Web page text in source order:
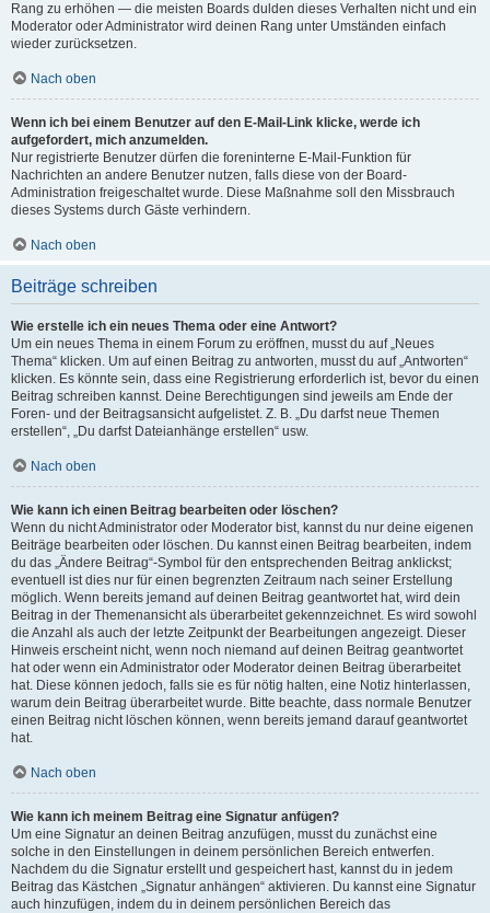
Rang zu erhöhen — die meisten Boards dulden dieses Verhalten nicht und ein
Moderator oder Administrator wird deinen Rang unter Umständen einfach
wieder zurücksetzen.
Nach oben
Wenn ich bei einem Benutzer auf den E-Mail-Link klicke, werde ich
aufgefordert, mich anzumelden.
Nur registrierte Benutzer dürfen die foreninterne E-Mail-Funktion für
Nachrichten an andere Benutzer nutzen, falls diese von der Board-
Administration freigeschaltet wurde. Diese Maßnahme soll den Missbrauch
dieses Systems durch Gäste verhindern.
Nach oben
Beiträge schreiben
Wie erstelle ich ein neues Thema oder eine Antwort?
Um ein neues Thema in einem Forum zu eröffnen, musst du auf „Neues
Thema“ klicken. Um auf einen Beitrag zu antworten, musst du auf „Antworten“
klicken. Es könnte sein, dass eine Registrierung erforderlich ist, bevor du einen
Beitrag schreiben kannst. Deine Berechtigungen sind jeweils am Ende der
Foren- und der Beitragsansicht aufgelistet. Z. B. „Du darfst neue Themen
erstellen“, „Du darfst Dateianhänge erstellen“ usw.
Nach oben
Wie kann ich einen Beitrag bearbeiten oder löschen?
Wenn du nicht Administrator oder Moderator bist, kannst du nur deine eigenen
Beiträge bearbeiten oder löschen. Du kannst einen Beitrag bearbeiten, indem
du das „Ändere Beitrag“-Symbol für den entsprechenden Beitrag anklickst;
eventuell ist dies nur für einen begrenzten Zeitraum nach seiner Erstellung
möglich. Wenn bereits jemand auf deinen Beitrag geantwortet hat, wird dein
Beitrag in der Themenansicht als überarbeitet gekennzeichnet. Es wird sowohl
die Anzahl als auch der letzte Zeitpunkt der Bearbeitungen angezeigt. Dieser
Hinweis erscheint nicht, wenn noch niemand auf deinen Beitrag geantwortet
hat oder wenn ein Administrator oder Moderator deinen Beitrag überarbeitet
hat. Diese können jedoch, falls sie es für nötig halten, eine Notiz hinterlassen,
warum dein Beitrag überarbeitet wurde. Bitte beachte, dass normale Benutzer
einen Beitrag nicht löschen können, wenn bereits jemand darauf geantwortet
hat.
Nach oben
Wie kann ich meinem Beitrag eine Signatur anfügen?
Um eine Signatur an deinen Beitrag anzufügen, musst du zunächst eine
solche in den Einstellungen in deinem persönlichen Bereich entwerfen.
Nachdem du die Signatur erstellt und gespeichert hast, kannst du in jedem
Beitrag das Kästchen „Signatur anhängen“ aktivieren. Du kannst eine Signatur
auch hinzufügen, indem du in deinem persönlichen Bereich das